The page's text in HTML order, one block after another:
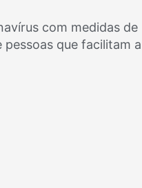
com medidas de
que facilitam a